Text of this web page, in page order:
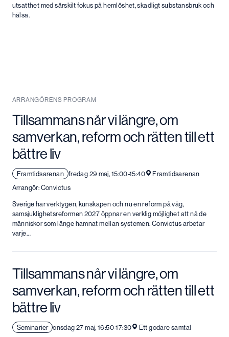
utsatthet med särskilt fokus på hemlöshet, skadligt substansbruk och
hälsa.
ARRANGÖRENS PROGRAM
Tillsammans når vi längre, om
samverkan, reform och rätten till ett
bättre liv
Framtidsarenan fredag 29 maj, 15:00-15:40
Framtidsarenan
Arrangör: Convictus
Sverige har verktygen, kunskapen och nu en reform på väg,
samsjuklighetsreformen 2027 öppnar en verklig möjlighet att nå de
människor som länge hamnat mellan systemen. Convictus arbetar
varje…
Tillsammans når vi längre, om
samverkan, reform och rätten till ett
bättre liv
Seminarier onsdag 27 maj, 16:50-17:30
Ett godare samtal